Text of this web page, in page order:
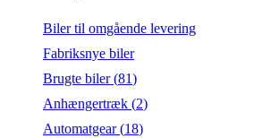
Biler til omgående levering
Fabriksnye biler
Brugte biler (81)
Anhængertræk (2)
Automatgear (18)